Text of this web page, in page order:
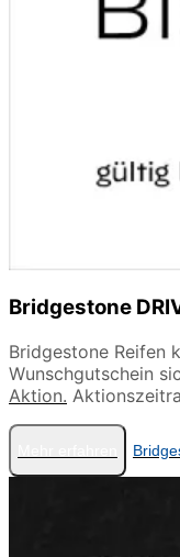
Bridgestone
Bridgestone Reifen
Wunschgutschein
Aktion.